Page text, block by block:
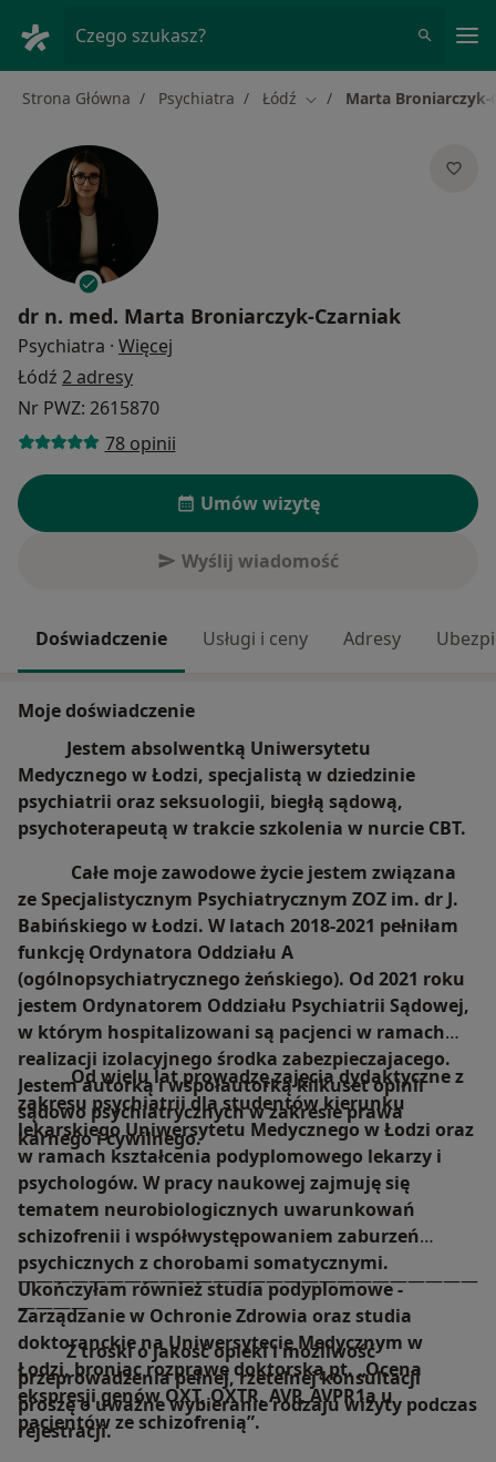
Czego szukasz?
Strona Główna Psychiatra Łódź Zmień miasto
Marta Broniarczyk-
dr n. med. Marta Broniarczyk-Czarniak
Psychiatra · Więcej
Łódź 2 adresy
Nr PWZ: 2615870
78 opinii
Umów wizytę
Wyślij wiadomość
Doświadczenie Usługi i ceny Adresy
Moje doświadczenie
Jestem absolwentką Uniwersytetu
Medycznego w Łodzi, specjalistą w dziedzinie
psychiatrii oraz seksuologii, biegłą sądową,
psychoterapeutą w trakcie szkolenia w nurcie CBT.
Całe moje zawodowe życie jestem związana
ze Specjalistycznym Psychiatrycznym ZOZ im. dr J.
Babińskiego w Łodzi. W latach 2018-2021 pełniłam
funkcję Ordynatora Oddziału A
(ogólnopsychiatrycznego żeńskiego). Od 2021 roku
jestem Ordynatorem Oddziału Psychiatrii Sądowej,
w którym hospitalizowani są pacjenci w ramach
realizacji izolacyjnego środka zabezpieczajacego.
Jestem autorką i współautorką kilkuset opinii
sądowo psychiatrycznych w zakresie prawa
karnego i cywilnego.
Od wielu lat prowadzę zajęcia dydaktyczne z
zakresu psychiatrii dla studentów kierunku
lekarskiego Uniwersytetu Medycznego w Łodzi oraz
w ramach kształcenia podyplomowego lekarzy i
psychologów. W pracy naukowej zajmuję się
tematem neurobiologicznych uwarunkowań
schizofrenii i współwystępowaniem zaburzeń
psychicznych z chorobami somatycznymi.
Ukończyłam również studia podyplomowe -
Zarządzanie w Ochronie Zdrowia oraz studia
doktoranckie na Uniwersytecie Medycznym w
Łodzi, broniąc rozprawę doktorską pt. „Ocena
ekspresji genów OXT, OXTR, AVP, AVPR1a u
pacjentów ze schizofrenią”.
——————————————————————————
————
Z troski o jakość opieki i możliwość
przeprowadzenia pełnej, rzetelnej konsultacji
proszę o uważne wybieranie rodzaju wizyty podczas
rejestracji.